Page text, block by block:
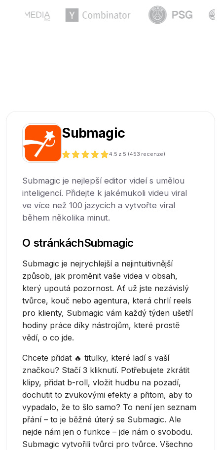
Submagic
4.5 z 5 (453 recenze)
Submagic je nejlepší editor videí s umělou
inteligencí. Přidejte k jakémukoli videu viral
ve více než 100 jazycích a vytvořte viral
během několika minut.
O stránkáchSubmagic
Submagic je nejrychlejší a nejintuitivnější
způsob, jak proměnit vaše videa v obsah,
který upoutá pozornost. Ať už jste nezávislý
tvůrce, kouč nebo agentura, která chrlí reels
pro klienty, Submagic vám každý týden ušetří
hodiny práce díky nástrojům, které prostě
vědí, o co jde.
Chcete přidat 🔥 titulky, které ladí s vaší
značkou? Stačí 3 kliknutí. Potřebujete zkrátit
klipy, přidat b-roll, vložit hudbu na pozadí,
dochutit to zvukovými efekty a přitom, aby to
vypadalo, že to šlo samo? To není jen seznam
přání – to je běžné úterý se Submagic. Ale
nejde nám jen o funkce – jde nám o svobodu.
Submagic vytvořili tvůrci pro tvůrce. Všechno